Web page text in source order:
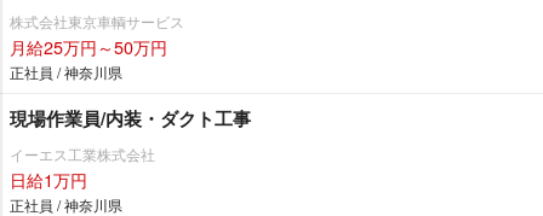
株式会社東京車輌サービス
月給25万円～50万円
正社員 / 神奈川県
現場作業員/内装・ダクト工事
イーエス工業株式会社
日給1万円
正社員 / 神奈川県